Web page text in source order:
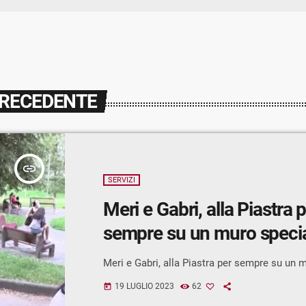
insert_link
SERVIZI
Meri e Gabri, alla Piastra
sempre su un muro
Meri e Gabri, alla Piastra per sempre su un
today 19 LUGLIO 2023 62